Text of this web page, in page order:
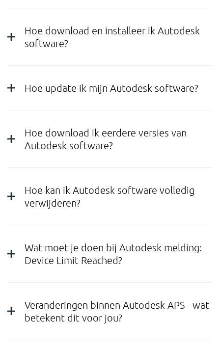
Hoe download en installeer ik Autodesk
software?
Hoe update ik mijn Autodesk software?
Hoe download ik eerdere versies van
Autodesk software?
Hoe kan ik Autodesk software volledig
verwijderen?
Wat moet je doen bij Autodesk melding:
Device Limit Reached?
Veranderingen binnen Autodesk APS - wat
betekent dit voor jou?